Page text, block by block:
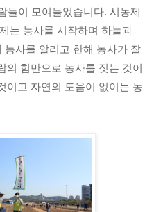
들이 모여들었습니다. 시농제
는 농사를 시작하며 하늘과
농사를 알리고 한해 농사가 잘
의 힘만으로 농사를 짓는 것이
이고 자연의 도움이 없이는 농